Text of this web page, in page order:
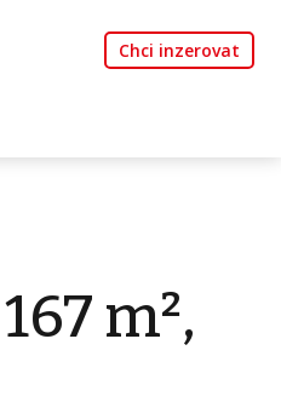
Chci inzerovat
m²,